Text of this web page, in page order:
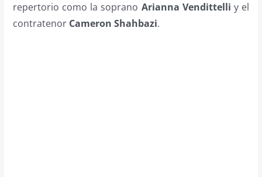
repertorio como la soprano Arianna Vendittelli y el
contratenor Cameron Shahbazi.